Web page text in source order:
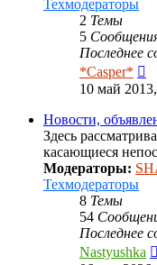
Техмодераторы
2 Темы
5
Последнее
*Casper*
к
10 май
Новости,
Здесь
касающиеся
Модераторы:
Техмодераторы
8 Темы
54
Последнее
Nastyushka